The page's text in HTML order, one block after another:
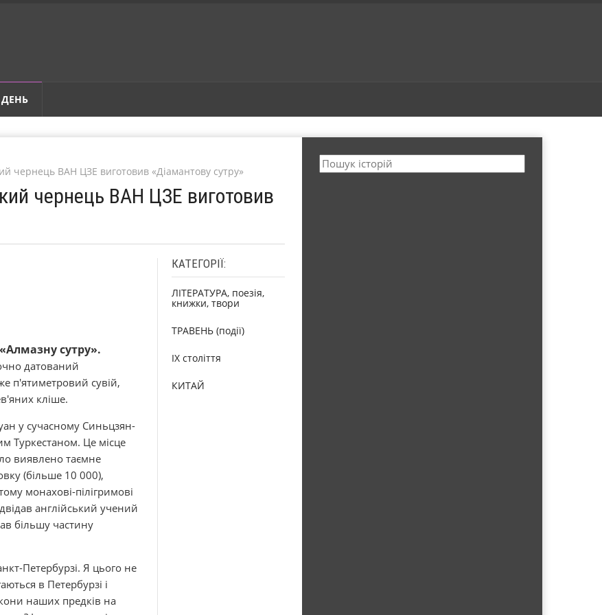
чернець ВАН ЦЗЕ виготовив «Діамантову сутру»
чернець ВАН ЦЗЕ виготовив
сутру».
датований
п'ятиметровий сувій,
кліше.
у сучасному Синьцзян-
Туркестаном. Це місце
виявлено таємне
(більше 10 000),
монахові-пілігримові
англійський учений
більшу частину
Петербурзі. Я цього не
в Петербурзі і
наших предків на
КАТЕГОРІЇ:
ЛІТЕРАТУРА, поезія,
книжки, твори
ТРАВЕНЬ (події)
IX століття
КИТАЙ